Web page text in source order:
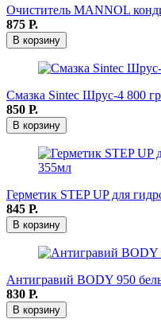
Очиститель MANNOL
875 Р.
В корзину
Смазка Sintec Шрус-4 800
850 Р.
В корзину
Герметик STEP UP для
845 Р.
В корзину
Антигравий BODY 950
830 Р.
В корзину